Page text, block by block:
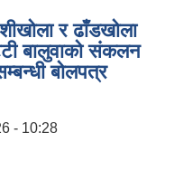
र ढाँडखोला
बालुवाको संकलन
बोलपत्र
- 10:28